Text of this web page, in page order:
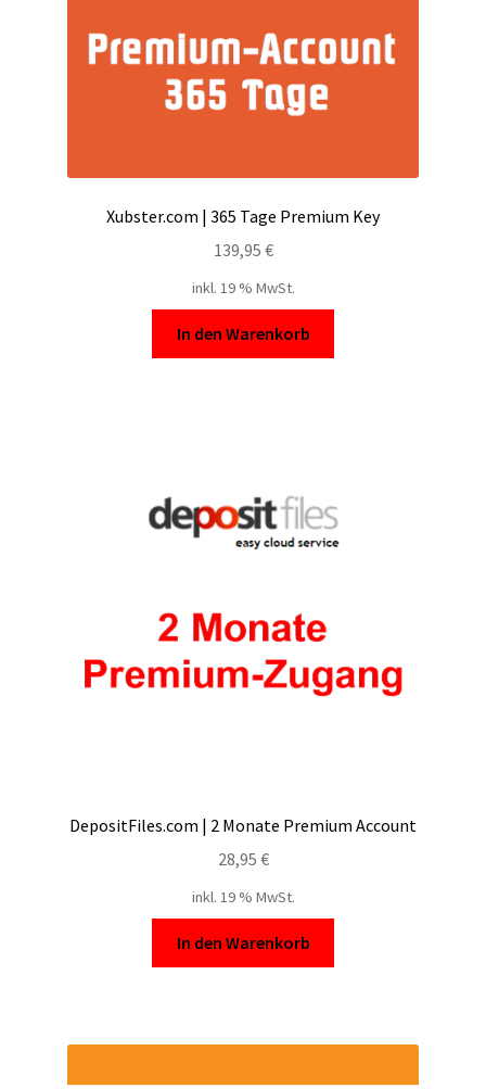
Xubster.com | 365 Tage Premium Key
139,95 €
inkl. 19 % MwSt.
In den Warenkorb
DepositFiles.com | 2 Monate Premium Account
28,95 €
inkl. 19 % MwSt.
In den Warenkorb